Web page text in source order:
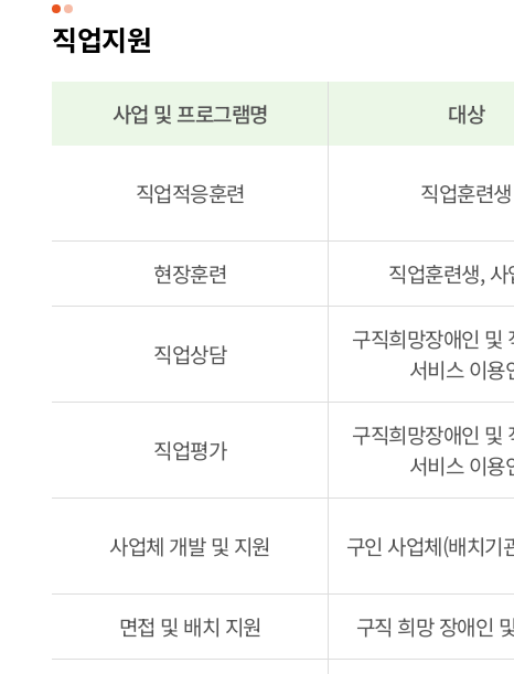
직업지원
사업 및 프로그램명 대상
직업적응훈련 직업훈련생
현장훈련 직업훈련생, 사
직업상담
구직희망장애인 및
서비스 이용
직업평가
구직희망장애인 및
서비스 이용
사업체 개발 및 지원 구인 사업체(배치기
면접 및 배치 지원 구직 희망 장애인